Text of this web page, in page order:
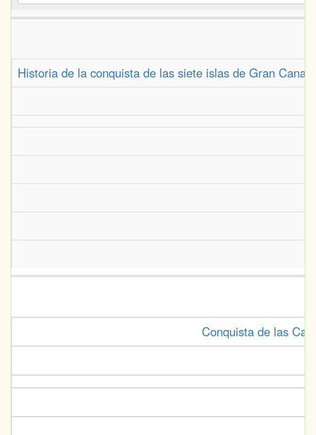
Historia de la conquista de las siete islas de Gran
Conquista de las